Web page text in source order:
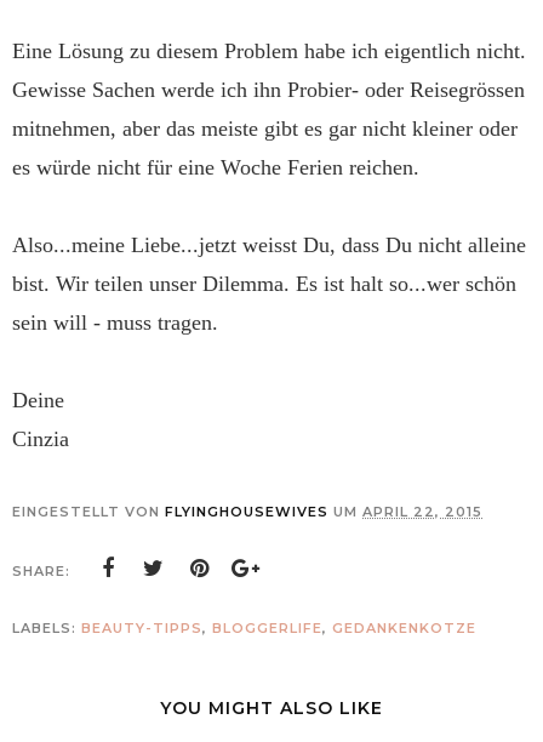
Eine Lösung zu diesem Problem habe ich eigentlich nicht.
Gewisse Sachen werde ich ihn Probier- oder Reisegrössen
mitnehmen, aber das meiste gibt es gar nicht kleiner oder
es würde nicht für eine Woche Ferien reichen.
Also...meine Liebe...jetzt weisst Du, dass Du nicht alleine
bist. Wir teilen unser Dilemma. Es ist halt so...wer schön
sein will - muss tragen.
Deine
Cinzia
EINGESTELLT VON FLYINGHOUSEWIVES UM APRIL 22, 2015
SHARE:
LABELS: BEAUTY-TIPPS, BLOGGERLIFE, GEDANKENKOTZE
YOU MIGHT ALSO LIKE